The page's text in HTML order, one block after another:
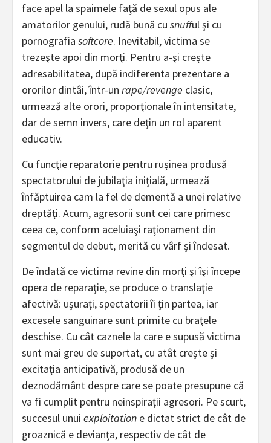
face apel la spaimele faţă de sexul opus ale
amatorilor genului, rudă bună cu snufful şi cu
pornografia softcore. Inevitabil, victima se
trezeşte apoi din morţi. Pentru a-şi creşte
adresabilitatea, după indiferenta prezentare a
ororilor dintâi, într-un rape/revenge clasic,
urmează alte orori, proporţionale în intensitate,
dar de semn invers, care deţin un rol aparent
educativ.
Cu funcţie reparatorie pentru ruşinea produsă
spectatorului de jubilaţia iniţială, urmează
înfăptuirea cam la fel de dementă a unei relative
dreptăţi. Acum, agresorii sunt cei care primesc
ceea ce, conform aceluiaşi raţionament din
segmentul de debut, merită cu vârf şi îndesat.
De îndată ce victima revine din morţi şi îşi începe
opera de reparaţie, se produce o translaţie
afectivă: ușurați, spectatorii îi ţin partea, iar
excesele sanguinare sunt primite cu braţele
deschise. Cu cât caznele la care e supusă victima
sunt mai greu de suportat, cu atât creşte şi
excitaţia anticipativă, produsă de un
deznodământ despre care se poate presupune că
va fi cumplit pentru neinspiraţii agresori. Pe scurt,
succesul unui exploitation e dictat strict de cât de
groaznică e devianţa, respectiv de cât de